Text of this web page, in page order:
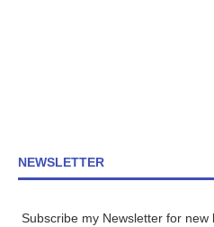
NEWSLETTER
Subscribe my Newsletter for